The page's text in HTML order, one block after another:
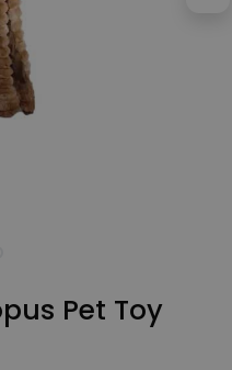
Pet Toy